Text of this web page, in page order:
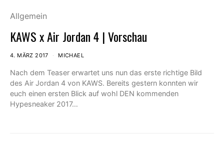
Allgemein
KAWS x Air Jordan 4 | Vorschau
4. MÄRZ 2017 MICHAEL
Nach dem Teaser erwartet uns nun das erste richtige Bild
des Air Jordan 4 von KAWS. Bereits gestern konnten wir
euch einen ersten Blick auf wohl DEN kommenden
Hypesneaker 2017…